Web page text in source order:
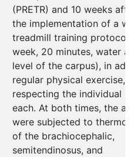
(PRETR) and 10 weeks
the implementation of a
treadmill training protocol
week, 20 minutes, water
level of the carpus), in
regular physical exercise,
respecting the individual
each. At both times, the
were subjected to
of the brachiocephalic,
semitendinosus, and